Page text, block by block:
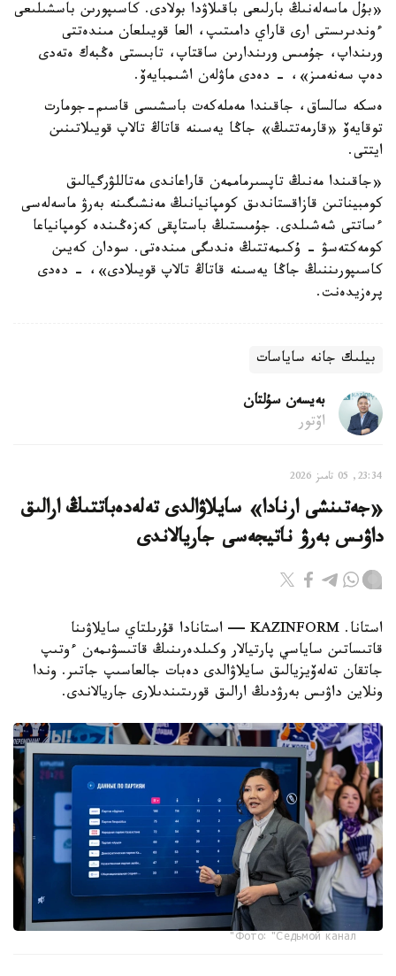
«بۇل ماسەلەنىڭ بارلىعى باقىلاۋدا بولادى. كاسىپورىن باسشىلىعى
ءوندىرىستى ارى قاراي دامىتىپ، العا قويىلعان مىندەتتى
ورىنداپ، جۇمىس ورىندارىن ساقتاپ، تابىستى ەڭبەك ەتەدى
دەپ سەنەمىز»، - دەدى ماۋلەن اشىمبايەۆ.
ەسكە سالساق، جاقىندا مەملەكەت باسشىسى قاسىم-جومارت
توقايەۆ «قارمەتتىڭ» جاڭا يەسىنە قاتاڭ تالاپ قويىلاتىنىن
ايتتى.
«جاقىندا مەنىڭ تاپسىرماممەن قاراعاندى مەتاللۋرگيالىق
كومبيناتىن قازاقستاندىق كومپانيانىڭ مەنشىگىنە بەرۋ ماسەلەسى
ءساتتى شەشىلدى. جۇمىستىڭ باستاپقى كەزەڭىندە كومپانياعا
كومەكتەسۋ - ۇكىمەتتىڭ ەندىگى مىندەتى. سودان كەيىن
كاسىپورىننىڭ جاڭا يەسىنە قاتاڭ تالاپ قويىلادى»، - دەدى
پرەزيدەنت.
بيلىك جانە ساياسات
بەيسەن سۇلتان
اۆتور
23:34, 05 تامىز 2026
«جەتىنشى ارنادا» سايلاۋالدى تەلەدەباتتىڭ ارالىق
داۋىس بەرۋ ناتيجەسى جاريالاندى
استانا. KAZINFORM — استانادا قۇرىلتاي سايلاۋىنا
قاتىساتىن ساياسي پارتيالار وكىلدەرىنىڭ قاتىسۋىمەن ءوتىپ
جاتقان تەلەۆيزيالىق سايلاۋالدى دەبات جالعاسىپ جاتىر. وندا
ونلاين داۋىس بەرۋدىڭ ارالىق قورىتىندىلارى جاريالاندى.
Фото: "Седьмой канал"